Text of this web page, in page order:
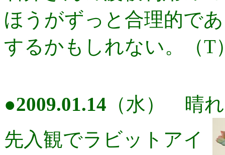
ほうがずっと合理的で
するかもしれない。（T
●2009.01.14 （水） 晴れ
先入観でラビットアイ